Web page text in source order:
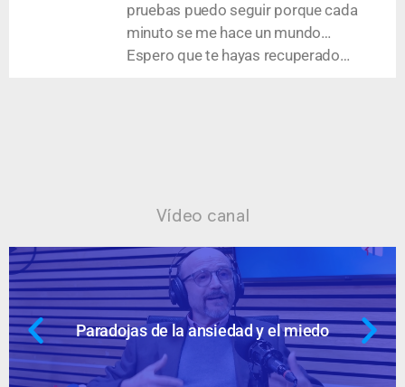
pruebas puedo seguir porque cada
minuto se me hace un mundo…
Espero que te hayas recuperado…
Vídeo canal
Paradojas de la ansiedad y el miedo